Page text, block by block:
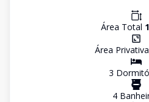
Área Total
Área Privativa
3
4